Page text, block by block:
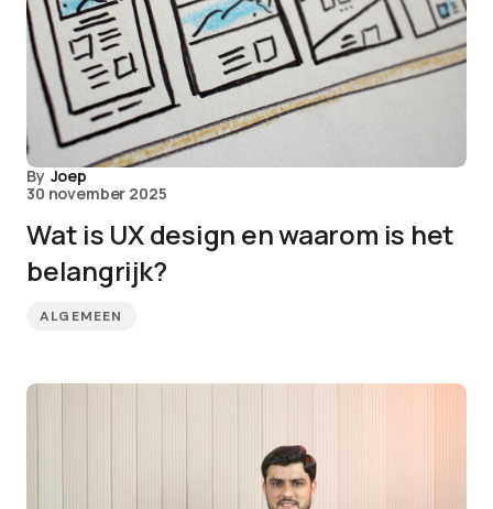
By Joep
30 november 2025
Wat is UX design en waarom is het
belangrijk?
ALGEMEEN